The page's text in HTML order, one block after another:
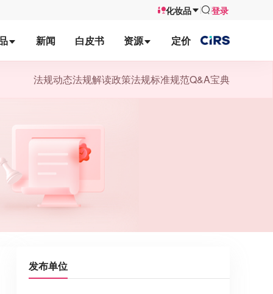
化妆品 登录
新闻 白皮书 资源 定价
法规动态法规解读政策法规标准规范Q&A宝典
发布单位